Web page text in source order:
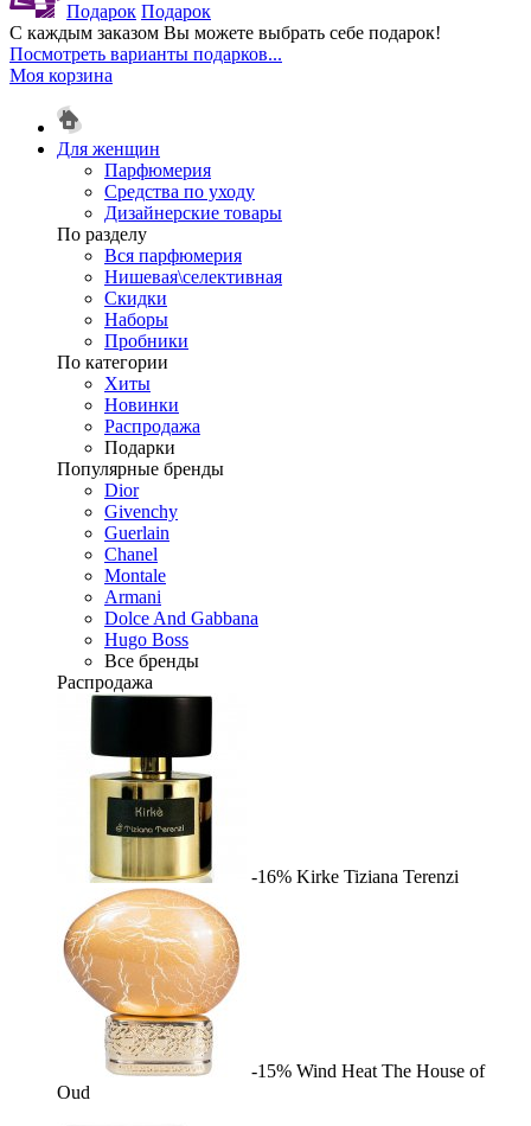
Подарок Подарок
С каждым заказом Вы можете выбрать себе подарок!
Посмотреть варианты подарков...
Моя корзина
Для женщин
Парфюмерия
Средства по уходу
Дизайнерские товары
По разделу
Вся парфюмерия
Нишевая\селективная
Скидки
Наборы
Пробники
По категории
Хиты
Новинки
Распродажа
Подарки
Популярные бренды
Dior
Givenchy
Guerlain
Chanel
Montale
Armani
Dolce And Gabbana
Hugo Boss
Все бренды
Распродажа
-16% Kirke Tiziana Terenzi
-15% Wind Heat The House of
Oud